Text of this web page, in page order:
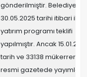
gönderilmiştir. Belediyece
30.05.2025 tarihi itibari ile
yatırım programı teklifi
yapılmıştır. Ancak
tarih ve 33138 mükerrer
resmi gazetede